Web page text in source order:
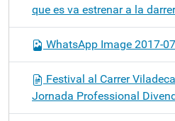
que es va estrenar a la
WhatsApp Image 2017-
Festival al Carrer
Jornada Professional